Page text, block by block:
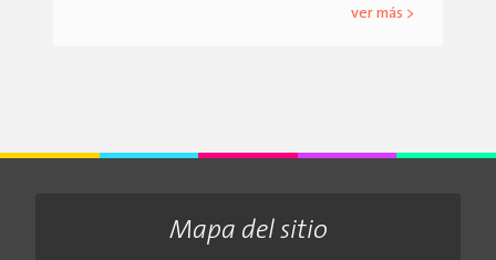
ver más >
Mapa del sitio